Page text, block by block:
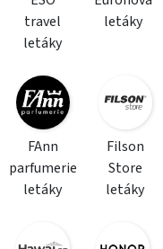
travel
letáky
letáky
FAnn
parfumerie
letáky
Filson
Store
letáky